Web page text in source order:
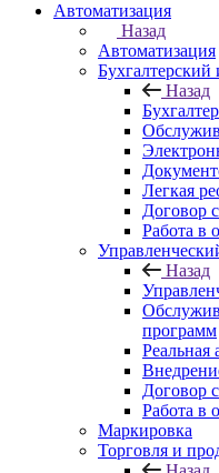
Автоматизация
Назад
Автоматизация
Бухгалтерский
Назад
Легкая
Договор
Работа в
Назад
программ
Реальная
Договор
Работа в
Маркировка
Торговля и